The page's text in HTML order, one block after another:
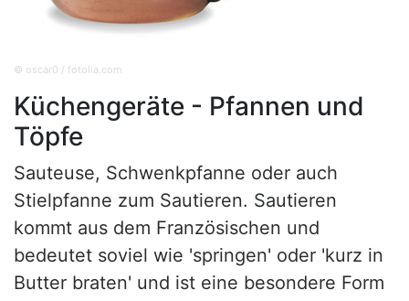
© oscar0 / fotolia.com
Küchengeräte - Pfannen und
Töpfe
Sauteuse, Schwenkpfanne oder auch
Stielpfanne zum Sautieren. Sautieren
kommt aus dem Französischen und
bedeutet soviel wie 'springen' oder 'kurz in
Butter braten' und ist eine besondere Form